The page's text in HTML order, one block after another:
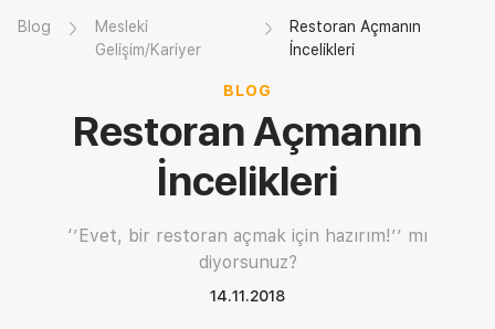
Blog
Mesleki
Gelişim/Kariyer
Restoran Açmanın
İncelikleri
BLOG
Restoran Açmanın
İncelikleri
‘’Evet, bir restoran açmak için hazırım!’’ mı
diyorsunuz?
14.11.2018